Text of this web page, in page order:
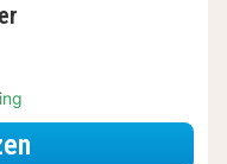
voor Economy